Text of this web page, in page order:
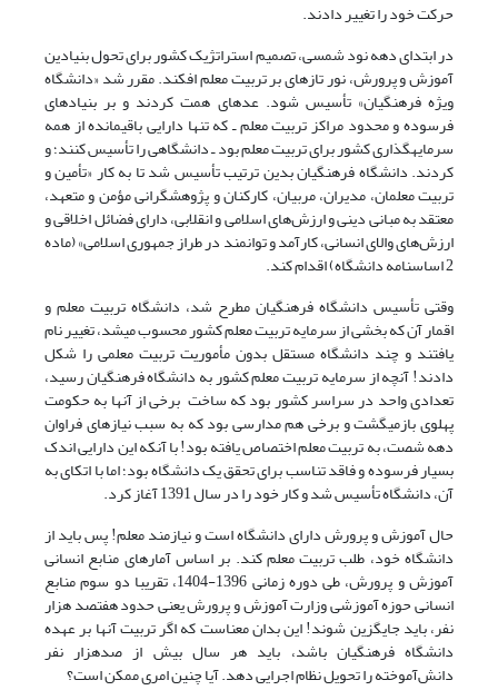
حرکت خود را تغییر دادند.
در ابتدای دهه نود شمسی، تصمیم استراتژیک کشور برای تحول بنیادین
آموزش و پرورش، نور تازه‎ای بر تربیت معلم افکند. مقرر شد «دانشگاه
ویژه فرهنگیان» تأسیس شود. عده‏ای همت کردند و بر بنیادهای
فرسوده و محدود مراکز تربیت معلم ـ که تنها دارایی باقیمانده از همه
سرمایه‎گذاری کشور برای تربیت معلم بود ـ دانشگاهی را تأسیس کنند؛ و
کردند. دانشگاه فرهنگیان بدین ترتیب تأسیس شد تا به کار «تأمین و
تربیت معلمان، مدیران، مربیان، کارکنان و پژوهشگرانی مؤمن و متعهد،
معتقد به مبانی دینی و ارزش‌های اسلامی و انقلابی، دارای فضائل اخلاقی و
ارزش‌های والای انسانی، کارآمد و توانمند در طراز جمهوری اسلامی» (ماده
2 اساسنامه دانشگاه) اقدام کند.
وقتی تأسیس دانشگاه فرهنگیان مطرح شد، دانشگاه تربیت معلم و
اقمار آن که بخشی از سرمایه تربیت معلم کشور محسوب می‎شد، تغییر نام
یافتند و چند دانشگاه مستقل بدون مأموریت تربیت معلمی را شکل
دادند! آنچه از سرمایه تربیت معلم کشور به دانشگاه فرهنگیان رسید،
تعدادی واحد در سراسر کشور بود که ساخت برخی از آنها به حکومت
پهلوی بازمی‎گشت و برخی هم مدارسی بود که به سبب نیازهای فراوان
دهه شصت، به تربیت معلم اختصاص یافته بود! با آنکه این دارایی اندک
بسیار فرسوده و فاقد تناسب برای تحقق یک دانشگاه بود؛ اما با اتکای به
آن، دانشگاه تأسیس شد و کار خود را در سال 1391 آغاز کرد.
حال آموزش و پرورش دارای دانشگاه است و نیازمند معلم! پس باید از
دانشگاه خود، طلب تربیت معلم کند. بر اساس آمارهای منابع انسانی
آموزش و پرورش، طی دوره زمانی 1396-1404، تقریبا دو سوم منابع
انسانی حوزه آموزشی وزارت آموزش و پرورش یعنی حدود هفتصد هزار
نفر، باید جایگزین شوند! این بدان معناست که اگر تربیت آنها بر عهده
دانشگاه فرهنگیان باشد، باید هر سال بیش از صدهزار نفر
دانش‌آموخته را تحویل نظام اجرایی دهد. آیا چنین امری ممکن است؟